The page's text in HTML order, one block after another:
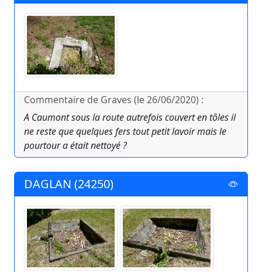
Commentaire de Graves (le 26/06/2020) :
A Caumont sous la route autrefois couvert en tôles il
ne reste que quelques fers tout petit lavoir mais le
pourtour a était nettoyé ?
DAGLAN (24250)